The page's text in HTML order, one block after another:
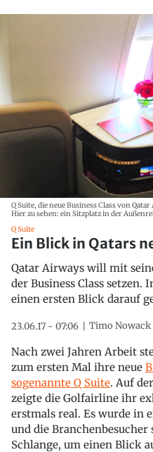
Q Suite, die neue Business Class von
Hier zu sehen: ein Sitzplatz in der
Q Suite
Ein Blick in Qatars
Qatar Airways will mit
der Business Class setzen.
einen ersten Blick darauf
23.06.17 - 07:06 Timo Nowack
Nach zwei Jahren Arbeit
zum ersten Mal ihre neue
sogenannte Q Suite. Auf
zeigte die Golfairline ihr
erstmals real. Es wurde in
und die Branchenbesucher
Schlange, um einen Blick